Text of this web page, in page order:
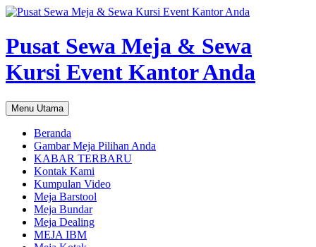
Pusat Sewa Meja & Sewa
Kursi Event Kantor Anda
Cari
Menu Utama Langsung
ke
isi
Beranda
Gambar Meja Pilihan Anda
KABAR TERBARU
Kontak Kami
Kumpulan Video
Meja Barstool
Meja Bundar
Meja Dealing
MEJA IBM